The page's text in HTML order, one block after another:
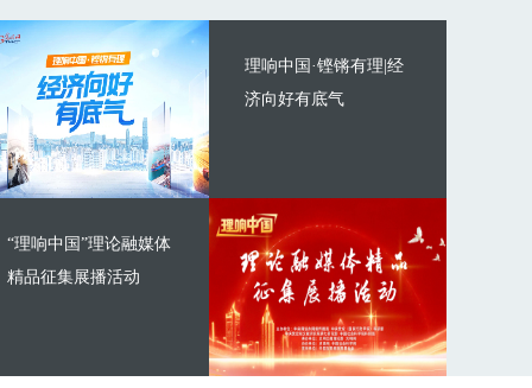
理响中国·铿锵有理|经
济向好有底气
“理响中国”理论融媒体
精品征集展播活动